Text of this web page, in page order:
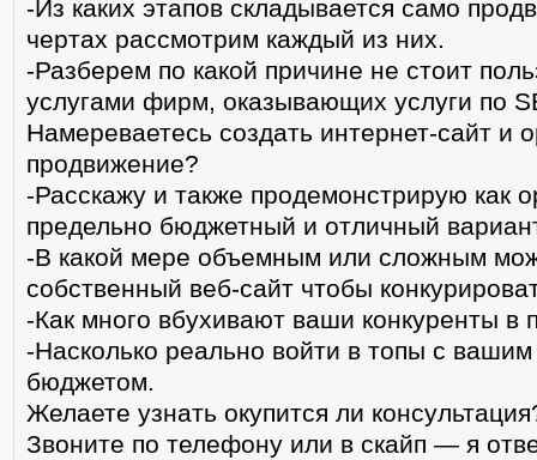
-Из каких этапов складывается само
чертах рассмотрим каждый из них.
-Разберем по какой причине не стоит
услугами фирм, оказывающих услуги по
Намереваетесь создать интернет-сайт и
продвижение?
-Расскажу и также продемонстрирую как
предельно бюджетный и отличный
-В какой мере объемным или сложным
собственный веб-сайт чтобы
-Как много вбухивают ваши конкуренты в
-Насколько реально войти в топы с
бюджетом.
Желаете узнать окупится ли
Звоните по телефону или в скайп — я